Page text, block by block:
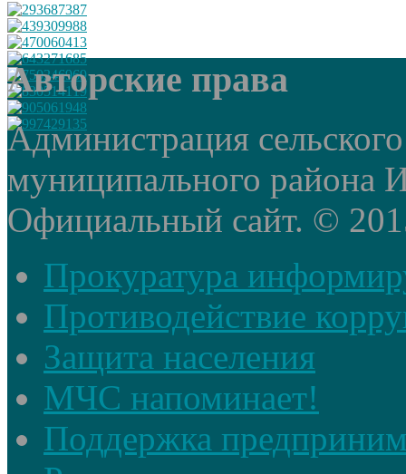
Авторские права
Администрация
муниципального района
Официальный сайт. ©
Прокуратура
Противодействие
Защита населения
МЧС напоминает!
Поддержка